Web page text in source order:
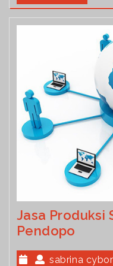
Jasa Produksi
Pendopo
sabrina